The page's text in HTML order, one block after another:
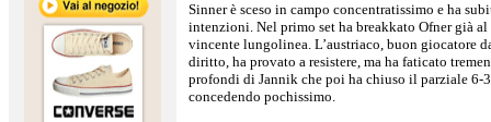
Sinner è sceso in campo concentratissimo e ha
intenzioni. Nel primo set ha breakkato Ofner già
vincente lungolinea. L’austriaco, buon giocatore
diritto, ha provato a resistere, ma ha faticato
profondi di Jannik che poi ha chiuso il parziale 6-
concedendo pochissimo.